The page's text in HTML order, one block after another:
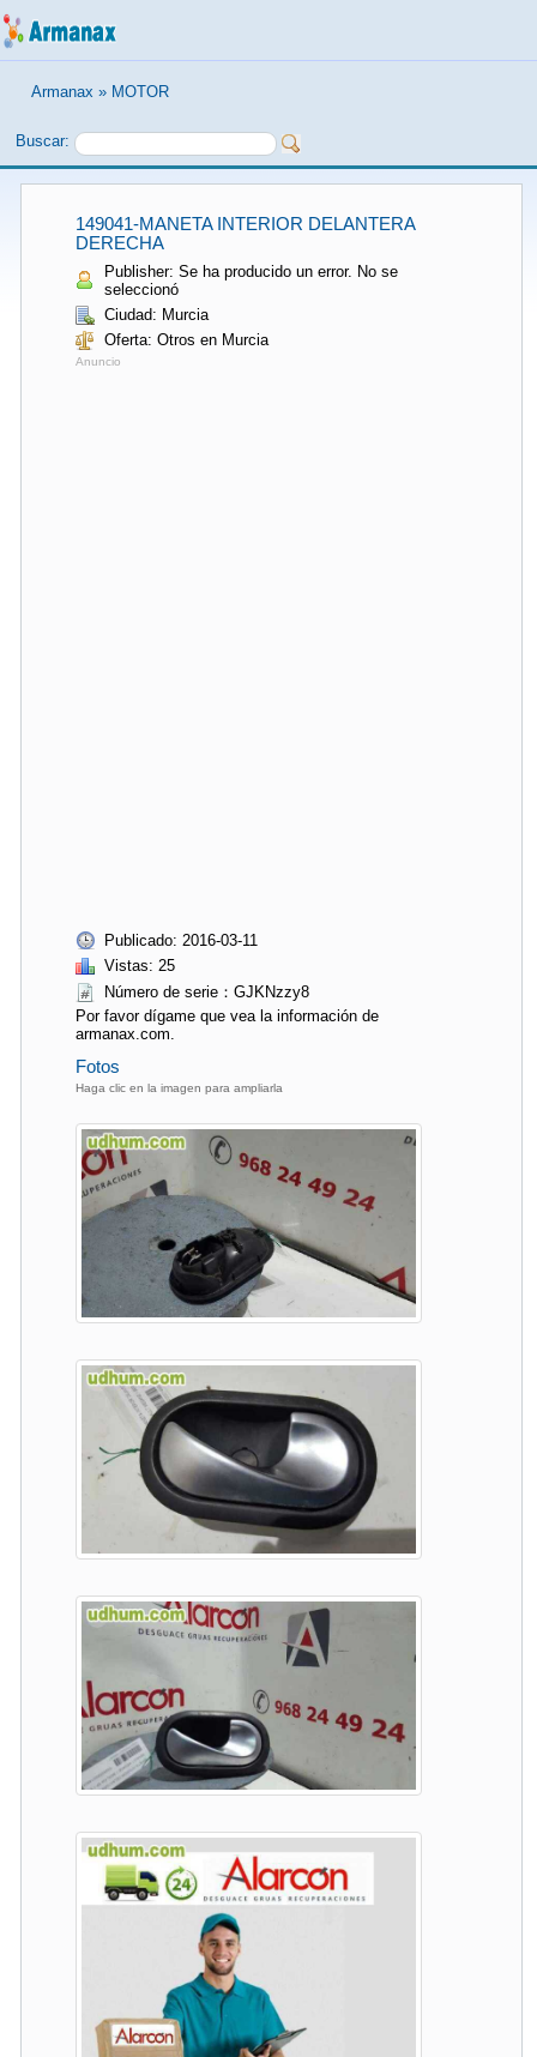
Armanax » MOTOR
Buscar:
149041-MANETA INTERIOR DELANTERA
DERECHA
Publisher: Se ha producido un error. No se
seleccionó
Ciudad: Murcia
Oferta: Otros en Murcia
Anuncio
Publicado: 2016-03-11
Vistas: 25
Número de serie：GJKNzzy8
Por favor dígame que vea la información de
armanax.com.
Fotos
Haga clic en la imagen para ampliarla